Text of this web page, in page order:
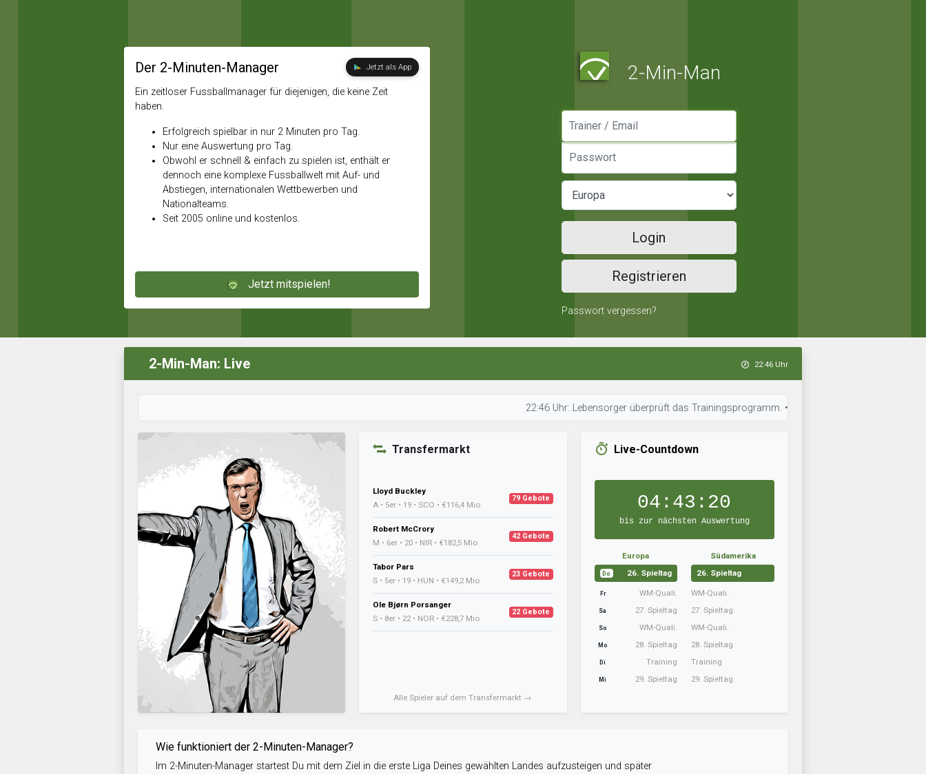
Der 2-Minuten-Manager Jetzt als App
Ein zeitloser Fussballmanager für diejenigen, die keine Zeit
haben.
Erfolgreich spielbar in nur 2 Minuten pro Tag.
Nur eine Auswertung pro Tag.
Obwohl er schnell & einfach zu spielen ist, enthält er
dennoch eine komplexe Fussballwelt mit Auf- und
Abstiegen, internationalen Wettbewerben und
Nationalteams.
Seit 2005 online und kostenlos.
Jetzt mitspielen!
2-Min-Man
Login
Registrieren
Passwort vergessen?
2-Min-Man: Live 22:46 Uhr
22:46 Uhr: Lebensorger überprüft das Trainingsprogramm. • 22:46 Uhr: FC Biergarten hat sein
Transfermarkt
Lloyd Buckley
A • 5er • 19 • SCO • €116,4 Mio
79 Gebote
Robert McCrory
M • 6er • 20 • NIR • €182,5 Mio
42 Gebote
Tabor Pars
S • 5er • 19 • HUN • €149,2 Mio
23 Gebote
Ole Bjørn Porsanger
S • 8er • 22 • NOR • €228,7 Mio
22 Gebote
Alle Spieler auf dem Transfermarkt →
Live-Countdown
04:43:19
bis zur nächsten Auswertung
Europa
Do 26. Spieltag
Fr WM-Quali.
Sa 27. Spieltag
So WM-Quali.
Mo 28. Spieltag
Di Training
Mi 29. Spieltag
Südamerika
26. Spieltag
WM-Quali.
27. Spieltag
WM-Quali.
28. Spieltag
Training
29. Spieltag
Wie funktioniert der 2-Minuten-Manager?
Im 2-Minuten-Manager startest Du mit dem Ziel in die erste Liga Deines gewählten Landes aufzusteigen und später